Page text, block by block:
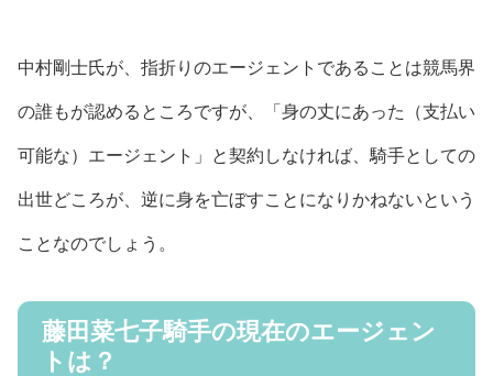
中村剛士氏が、指折りのエージェントであることは競馬界
の誰もが認めるところですが、「身の丈にあった（支払い
可能な）エージェント」と契約しなければ、騎手としての
出世どころが、逆に身を亡ぼすことになりかねないという
ことなのでしょう。
藤田菜七子騎手の現在のエージェン
トは？